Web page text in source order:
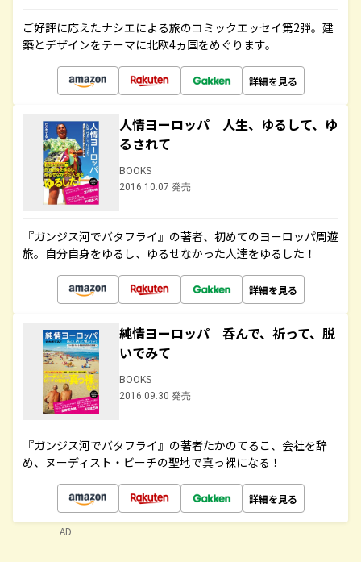
ご好評に応えたナシエによる旅のコミックエッセイ第2弾。建
築とデザインをテーマに北欧4ヵ国をめぐります。
詳細を見る
人情ヨーロッパ 人生、ゆるして、ゆ
るされて
BOOKS
2016.10.07 発売
『ガンジス河でバタフライ』の著者、初めてのヨーロッパ周遊
旅。自分自身をゆるし、ゆるせなかった人達をゆるした！
詳細を見る
純情ヨーロッパ 呑んで、祈って、脱
いでみて
BOOKS
2016.09.30 発売
『ガンジス河でバタフライ』の著者たかのてるこ、会社を辞
め、ヌーディスト・ビーチの聖地で真っ裸になる！
詳細を見る
AD